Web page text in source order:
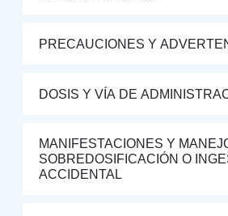
PRECAUCIONES Y
DOSIS Y VÍA DE
MANIFESTACIONES Y
SOBREDOSIFICACIÓN O
ACCIDENTAL